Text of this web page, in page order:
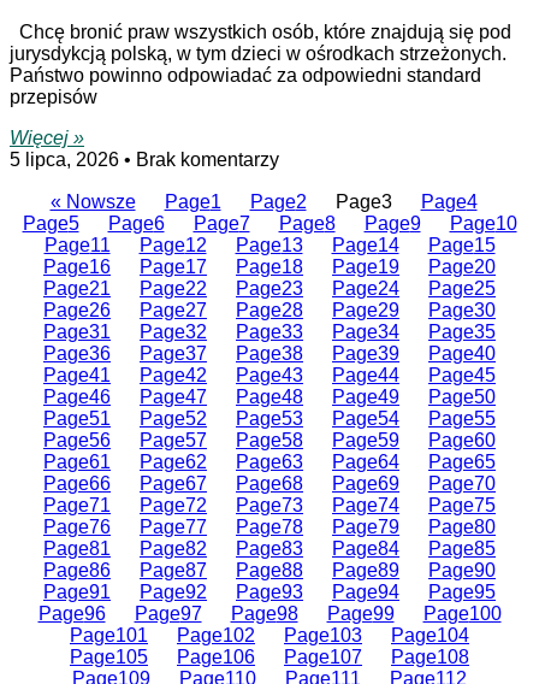
Chcę bronić praw wszystkich osób, które znajdują się pod
jurysdykcją polską, w tym dzieci w ośrodkach strzeżonych.
Państwo powinno odpowiadać za odpowiedni standard
przepisów
Więcej »
5 lipca, 2026
Brak komentarzy
« Nowsze Page1 Page2 Page3 Page4
Page5 Page6 Page7 Page8 Page9 Page10
Page11 Page12 Page13 Page14 Page15
Page16 Page17 Page18 Page19 Page20
Page21 Page22 Page23 Page24 Page25
Page26 Page27 Page28 Page29 Page30
Page31 Page32 Page33 Page34 Page35
Page36 Page37 Page38 Page39 Page40
Page41 Page42 Page43 Page44 Page45
Page46 Page47 Page48 Page49 Page50
Page51 Page52 Page53 Page54 Page55
Page56 Page57 Page58 Page59 Page60
Page61 Page62 Page63 Page64 Page65
Page66 Page67 Page68 Page69 Page70
Page71 Page72 Page73 Page74 Page75
Page76 Page77 Page78 Page79 Page80
Page81 Page82 Page83 Page84 Page85
Page86 Page87 Page88 Page89 Page90
Page91 Page92 Page93 Page94 Page95
Page96 Page97 Page98 Page99 Page100
Page101 Page102 Page103 Page104
Page105 Page106 Page107 Page108
Page109 Page110 Page111 Page112